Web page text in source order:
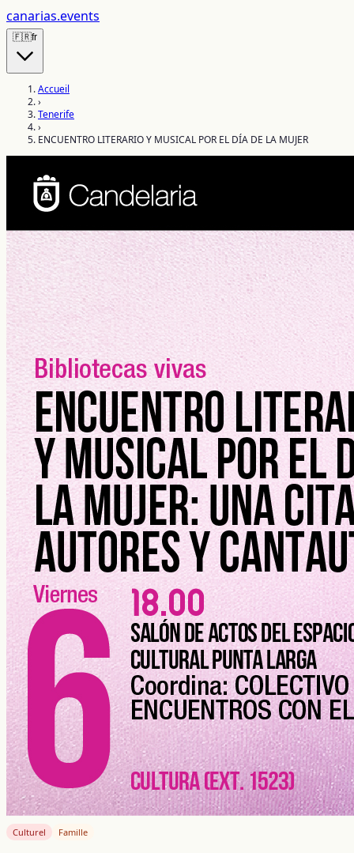
canarias.events
🇫🇷fr
Accueil
›
Tenerife
›
ENCUENTRO LITERARIO Y MUSICAL POR EL DÍA DE LA MUJER
Culturel Famille